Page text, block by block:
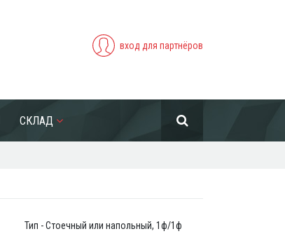
вход для партнёров
СКЛАД
Тип - Стоечный или напольный, 1ф/1ф